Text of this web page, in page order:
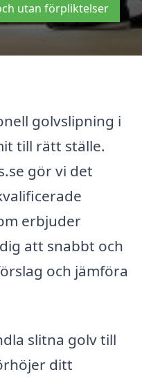
utan förpliktelser
golvslipning i
till rätt ställe.
gör vi det
erbjuder
att snabbt och
och jämföra
slitna golv till
ditt